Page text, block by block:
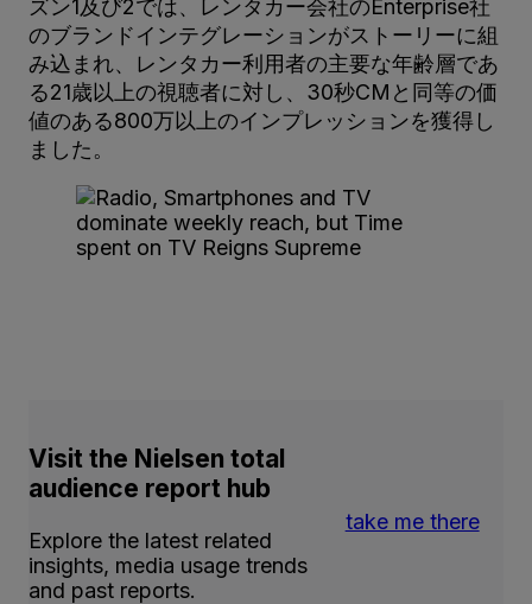
ズン1及び2では、レンタカー会社のEnterprise社
のブランドインテグレーションがストーリーに組
み込まれ、レンタカー利用者の主要な年齢層であ
る21歳以上の視聴者に対し、30秒CMと同等の価
値のある800万以上のインプレッションを獲得し
ました。
Visit the Nielsen total
audience report hub
Explore the latest related
insights, media usage trends
and past reports.
take me there